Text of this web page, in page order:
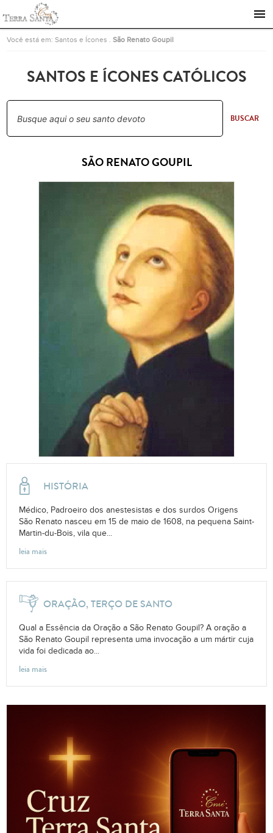
Ir para a página inicial
Você está em:Santos e Ícones .São Renato Goupil
SANTOS E ÍCONES CATÓLICOS
BUSCAR
SÃO RENATO GOUPIL
HISTÓRIA
Médico, Padroeiro dos anestesistas e dos surdos Origens
São Renato nasceu em 15 de maio de 1608, na pequena Saint-
Martin-du-Bois, vila que...
leia mais
ORAÇÃO, TERÇO DE SANTO
Qual a Essência da Oração a São Renato Goupil? A oração a
São Renato Goupil representa uma invocação a um mártir cuja
vida foi dedicada ao...
leia mais